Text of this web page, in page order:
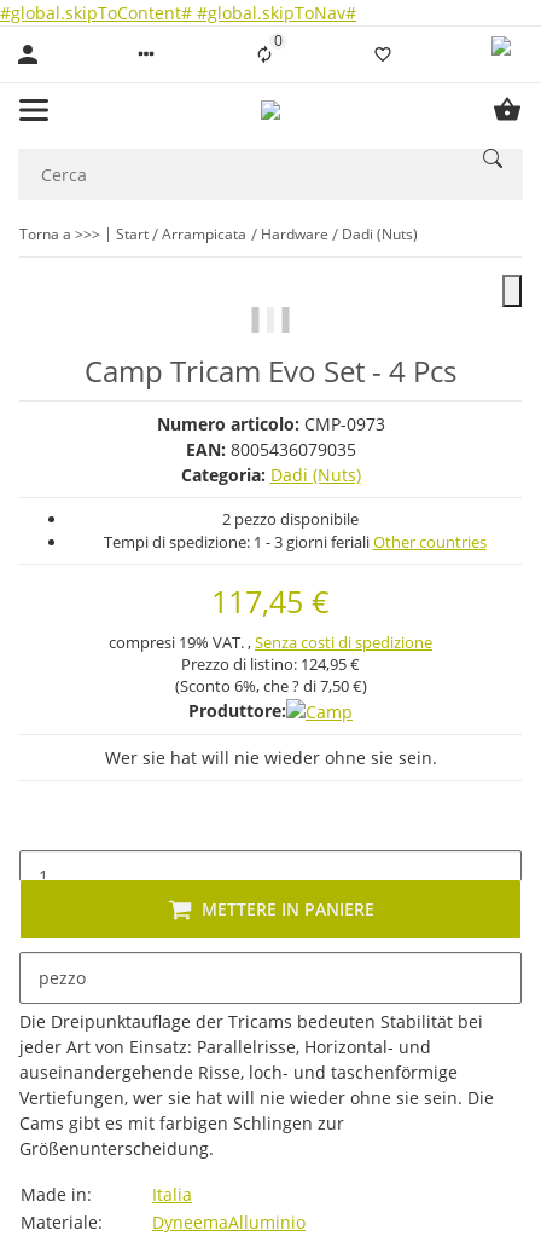
#global.skipToContent# #global.skipToNav#
0Liste ist leer
Torna a >>> Start Arrampicata Hardware Dadi (Nuts)
Camp Tricam Evo Set - 4 Pcs
Numero articolo: CMP-0973
EAN: 8005436079035
Categoria: Dadi (Nuts)
2 pezzo disponibile
Tempi di spedizione: 1 - 3 giorni ferialiOther countries
117,45 €
compresi 19% VAT. ,Senza costi di spedizione
Prezzo di listino: 124,95 €
(Sconto 6%, che ? di7,50 €)
Produttore:
Wer sie hat will nie wieder ohne sie sein.
pezzo
METTERE IN PANIERE
Descrizione
Die Dreipunktauflage der Tricams bedeuten Stabilität bei
jeder Art von Einsatz: Parallelrisse, Horizontal- und
auseinandergehende Risse, loch- und taschenförmige
Vertiefungen, wer sie hat will nie wieder ohne sie sein. Die
Cams gibt es mit farbigen Schlingen zur
Größenunterscheidung.
#productDetails.itemInformation#
#productDetails.itemValue#
Made in:
Italia
Materiale:
DyneemaAlluminio